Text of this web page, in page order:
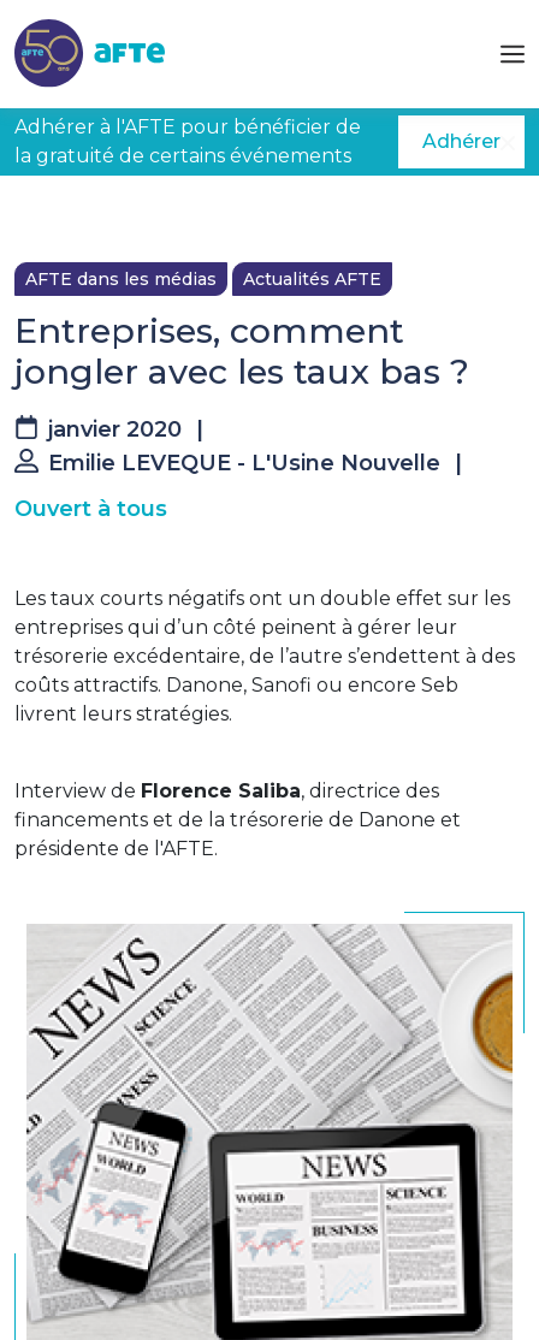
Adhérer à l'AFTE pour bénéficier de
la gratuité de certains événements
Adhérer
AFTE dans les médias Actualités AFTE
Entreprises, comment
jongler avec les taux bas ?
janvier 2020
Emilie LEVEQUE - L'Usine Nouvelle
Ouvert à tous
Les taux courts négatifs ont un double effet sur les
entreprises qui d’un côté peinent à gérer leur
trésorerie excédentaire, de l’autre s’endettent à des
coûts attractifs. Danone, Sanofi ou encore Seb
livrent leurs stratégies.
Interview de Florence Saliba, directrice des
financements et de la trésorerie de Danone et
présidente de l'AFTE.